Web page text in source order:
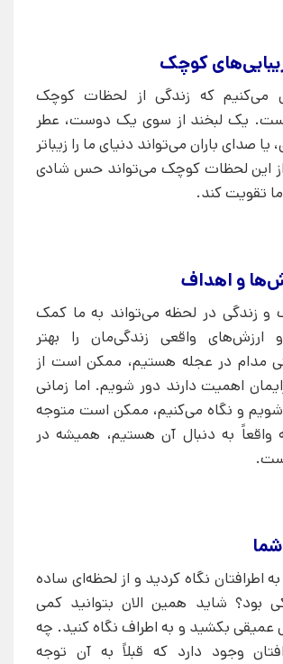
کوچک
می‌کنیم که زندگی از لحظات کوچک
یک لبخند از سوی یک دوست، عطر
صدای باران می‌تواند دنیای ما را زیباتر
از این لحظات کوچک می‌تواند حس شادی
تقویت کند.
و اهداف
و زندگی در لحظه می‌تواند به ما کمک
واقعی زندگی‌مان را بهتر
مدام در عجله هستیم، ممکن است از
اهمیت دارند دور شویم. اما زمانی
و نگاه می‌کنیم، ممکن است متوجه
واقعاً به دنبال آن هستیم، همیشه در
اطرافتان نگاه کردید و از لحظه‌ای ساده
بود؟ شاید همین الان بتوانید کمی
عمیقی بکشید و به اطراف نگاه کنید. چه
وجود دارد که قبلاً به آن توجه